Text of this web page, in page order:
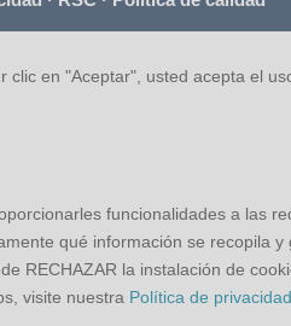
en "Aceptar", usted acepta el
funcionalidades a las
qué información se recopila
RECHAZAR la instalación de
visite nuestra Política de privacidad